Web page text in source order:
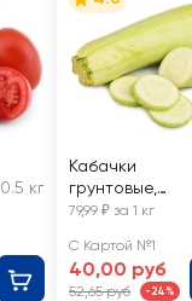
0.5 кг
Кабачки
грунтовые,
весовые
79,99 ₽ за 1 кг
С Картой №1
40,00 руб
52,65 руб -24%